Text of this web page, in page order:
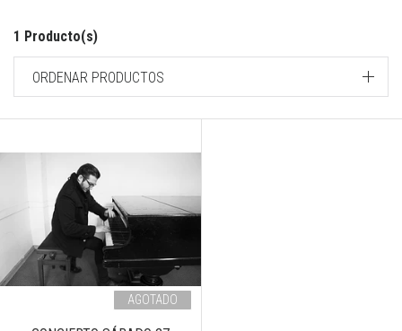
1 Producto(s)
ORDENAR PRODUCTOS
AGOTADO